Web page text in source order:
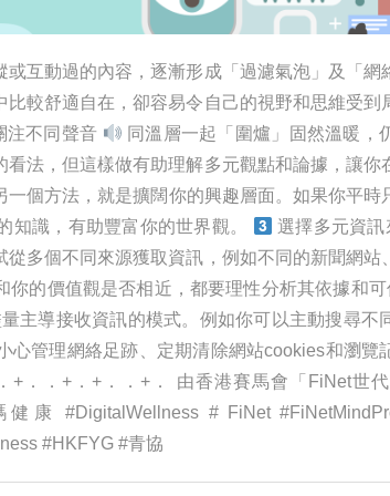
互動過的內容，逐漸形成「過濾氣泡」及「網
較舒適自在，卻容易令自己的視野和思維受到
注不同聲音
同溫層一起「圍爐」固然溫暖，
法，但這樣做有助理解多元觀點和論據，讓你
一個方法，就是擴闊你的興趣層面。如果你平時
知識，有助豐富你的世界觀。
選擇多元資訊
多個不同來源獲取資訊，例如不同的新聞網站
的價值觀是否相近，都要理性分析其依據和可
主導接收資訊的模式。例如你可以主動搜尋不
管理網絡足跡、定期清除網站cookies和瀏覽
．．+．+．．+． 由香港賽馬會「FiNet世
#DigitalWellness # FiNet
#HKFYG #青協